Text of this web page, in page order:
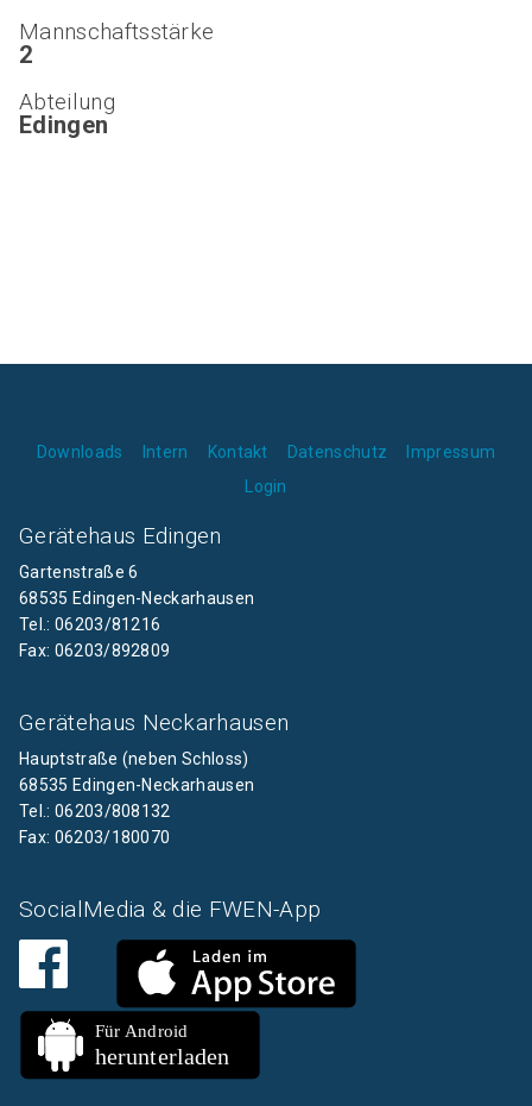
Mannschaftsstärke
2
Abteilung
Edingen
Downloads Intern Kontakt Datenschutz
Impressum
Login
Gerätehaus Edingen
Gartenstraße 6
68535 Edingen-Neckarhausen
Tel.: 06203/81216
Fax: 06203/892809
Gerätehaus Neckarhausen
Hauptstraße (neben Schloss)
68535 Edingen-Neckarhausen
Tel.: 06203/808132
Fax: 06203/180070
SocialMedia & die FWEN-App